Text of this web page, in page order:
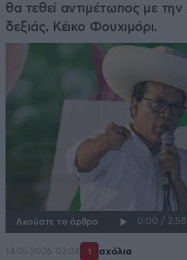
θα τεθεί αντιμέτωπος με
δεξιάς, Κέικο Φουχιμόρι.
Ακούστε το άρθρο
14·05·2026 02:04 1 σχόλια